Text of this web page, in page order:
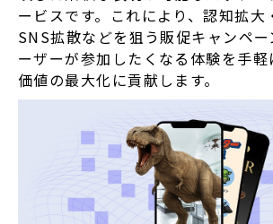
ービスです。これにより、認知拡大
SNS拡散などを狙う販促キャンペ
ーザーが参加したくなる体験を手
価値の最大化に貢献します。